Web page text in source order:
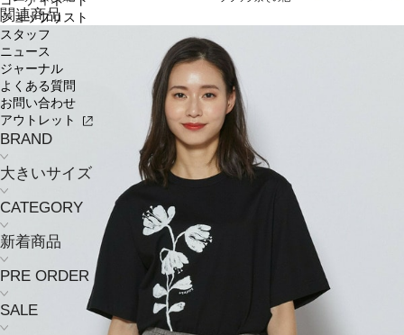
ショップリスト
スタッフ
ニュース
ジャーナル
よくある質問
お問い合わせ
アウトレット
BRAND
大きいサイズ
CATEGORY
新着商品
PRE ORDER
SALE
関連商品